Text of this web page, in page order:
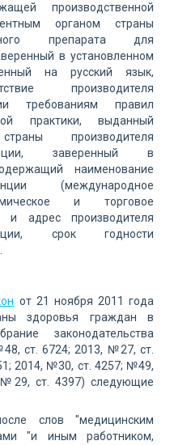
производственной
органом страны
препарата для
в установленном
на русский язык,
производителя
требованиям правил
практики, выданный
производителя
заверенный в
наименование
(международное
и торговое
и адрес производителя
срок годности
от 21 ноября 2011 года
здоровья граждан в
законодательства
ст. 6724; 2013, №27, ст.
2014, №30, ст. 4257; №49,
ст. 4397) следующие
слов "медицинским
"и иным работником,